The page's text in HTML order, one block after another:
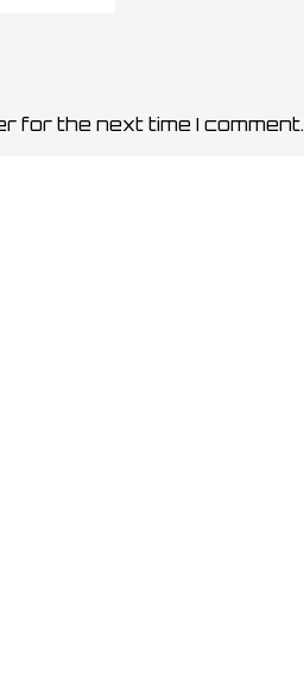
for the next time I comment.